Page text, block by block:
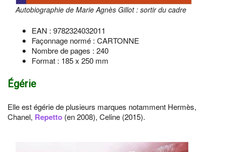
Autobiographie de Marie Agnès Gillot : sortir du cadre
EAN : 9782324032011
Façonnage normé : CARTONNE
Nombre de pages : 240
Format : 185 x 250 mm
Égérie
Elle est égérie de plusieurs marques notamment Hermès,
Chanel, Repetto (en 2008), Celine (2015).